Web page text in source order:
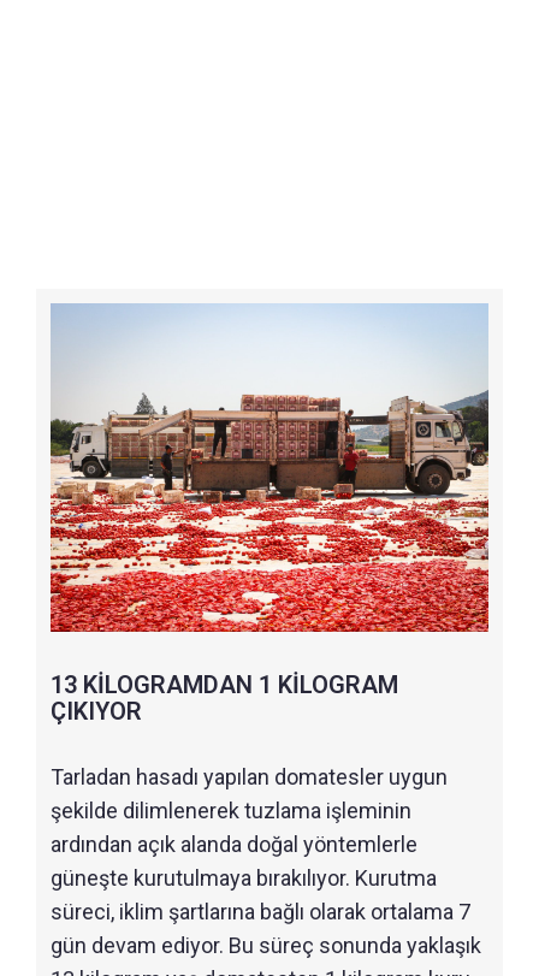
13 KİLOGRAMDAN 1 KİLOGRAM
ÇIKIYOR
Tarladan hasadı yapılan domatesler uygun
şekilde dilimlenerek tuzlama işleminin
ardından açık alanda doğal yöntemlerle
güneşte kurutulmaya bırakılıyor. Kurutma
süreci, iklim şartlarına bağlı olarak ortalama 7
gün devam ediyor. Bu süreç sonunda yaklaşık